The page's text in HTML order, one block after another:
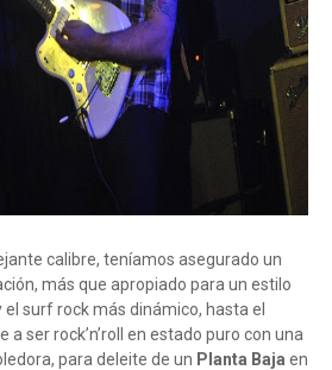
calibre, teníamos asegurado un
más que apropiado para un estilo
surf rock más dinámico, hasta el
a ser rock’n’roll en estado puro con una
para deleite de un Planta Baja en